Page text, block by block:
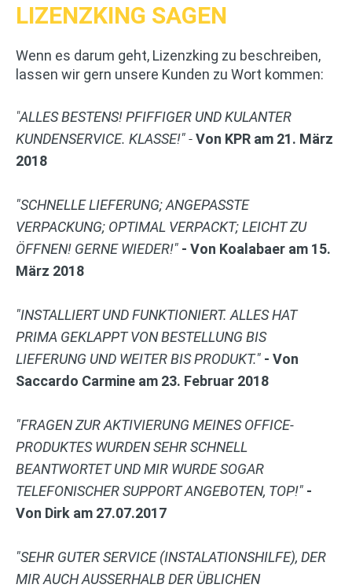
LIZENZKING SAGEN
Wenn es darum geht, Lizenzking zu beschreiben,
lassen wir gern unsere Kunden zu Wort kommen:
"ALLES BESTENS! PFIFFIGER UND KULANTER
KUNDENSERVICE. KLASSE!"-Von KPR am 21. März
2018
"SCHNELLE LIEFERUNG; ANGEPASSTE
VERPACKUNG; OPTIMAL VERPACKT; LEICHT ZU
ÖFFNEN! GERNE WIEDER!" - Von Koalabaer am 15.
März 2018
"INSTALLIERT UND FUNKTIONIERT. ALLES HAT
PRIMA GEKLAPPT VON BESTELLUNG BIS
LIEFERUNG UND WEITER BIS PRODUKT." - Von
Saccardo Carmine am 23. Februar 2018
"FRAGEN ZUR AKTIVIERUNG MEINES OFFICE-
PRODUKTES WURDEN SEHR SCHNELL
BEANTWORTET UND MIR WURDE SOGAR
TELEFONISCHER SUPPORT ANGEBOTEN, TOP!" -
Von Dirk am 27.07.2017
"SEHR GUTER SERVICE (INSTALATIONSHILFE), DER
MIR AUCH AUSSERHALB DER ÜBLICHEN G